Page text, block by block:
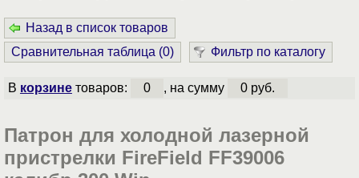
Назад в список товаров
Сравнительная таблица (0) Фильтр по каталогу
В корзинетоваров: 0 , на сумму 0 руб.
Патрон для холодной лазерной
пристрелки FireField FF39006